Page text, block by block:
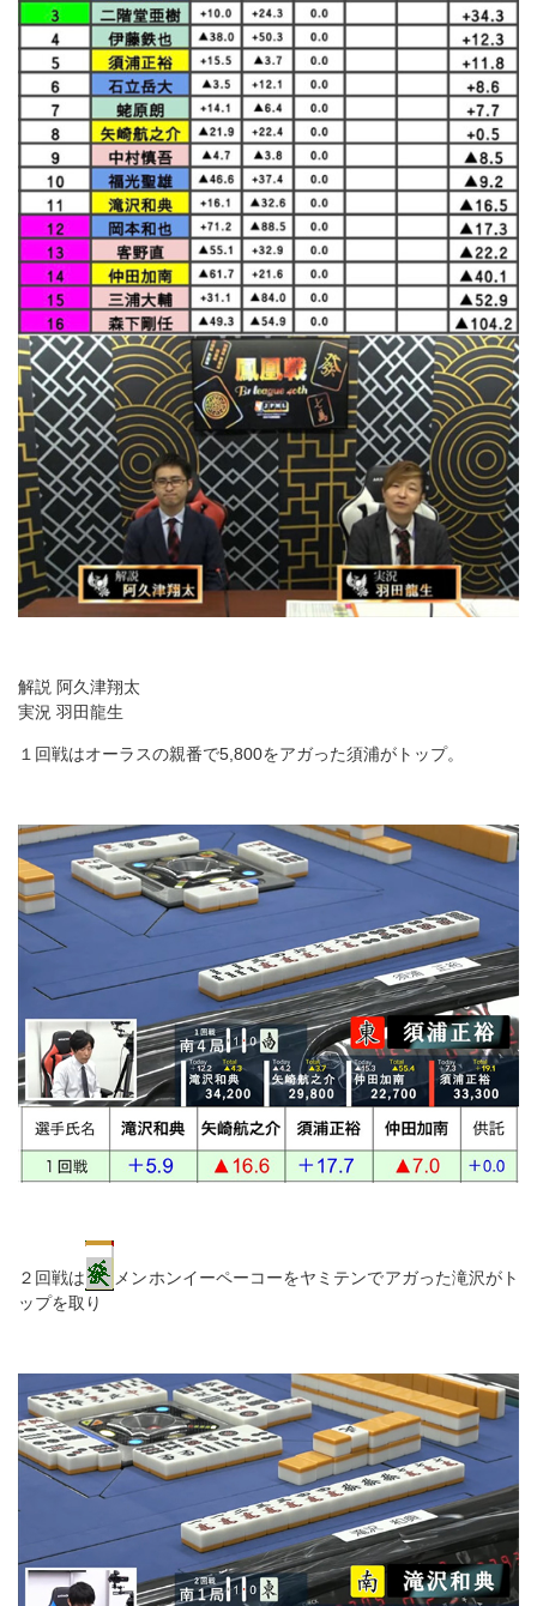
解説 阿久津翔太
実況 羽田龍生
１回戦はオーラスの親番で5,800をアガった須浦がトップ。
２回戦は
メンホンイーペーコーをヤミテンでアガった滝沢がト
ップを取り